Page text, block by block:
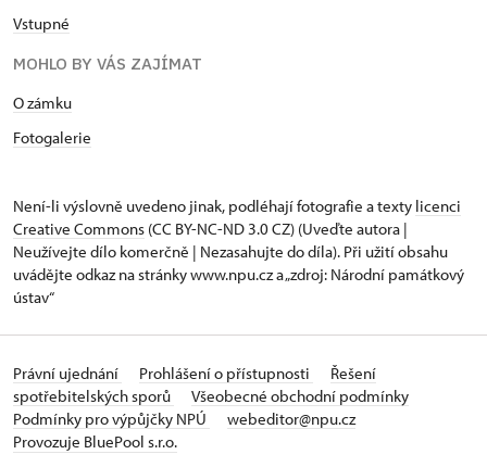
Vstupné
MOHLO BY VÁS ZAJÍMAT
O zámku
Fotogalerie
Není-li výslovně uvedeno jinak, podléhají fotografie a texty licenci
Creative Commons (CC BY-NC-ND 3.0 CZ) (Uveďte autora |
Neužívejte dílo komerčně | Nezasahujte do díla). Při užití obsahu
uvádějte odkaz na stránky www.npu.cz a „zdroj: Národní památkový
ústav“
Právní ujednání Prohlášení o přístupnosti
Řešení
spotřebitelských sporů
Všeobecné obchodní podmínky
Podmínky pro výpůjčky NPÚ
webeditor@npu.cz
Provozuje BluePool s.r.o.